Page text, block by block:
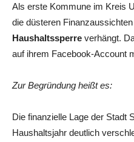
Als erste Kommune im Kreis
die düsteren
Haushaltssperre verhängt.
auf ihrem Facebook-Account
Zur Begründung heißt es:
Die finanzielle Lage der Stadt
Haushaltsjahr deutlich